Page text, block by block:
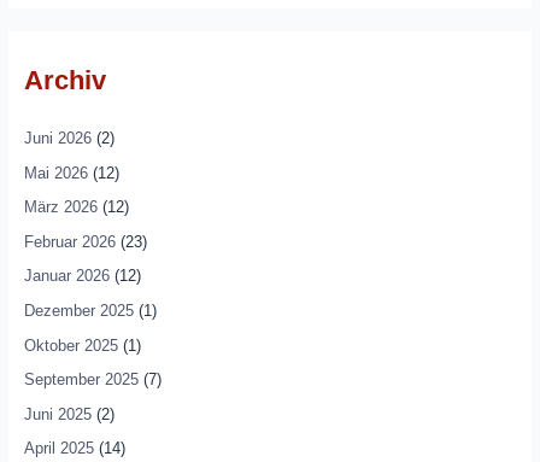
Archiv
Juni 2026(2)
Mai 2026(12)
März 2026(12)
Februar 2026(23)
Januar 2026(12)
Dezember 2025(1)
Oktober 2025(1)
September 2025(7)
Juni 2025(2)
April 2025(14)